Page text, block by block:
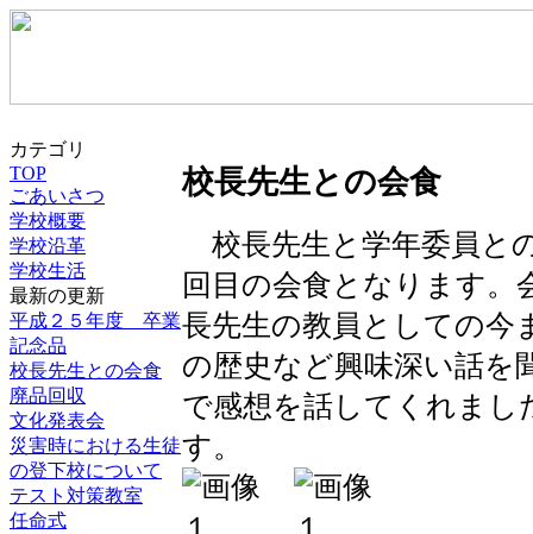
カテゴリ
TOP
ごあいさつ
学校概要
学校沿革
学校生活
最新の更新
平成２５年度 卒業
記念品
校長先生との会食
廃品回収
文化発表会
災害時における生徒
の登下校について
テスト対策教室
任命式
校長先生との会食
校長先生と学年委員と
回目の会食となります。
長先生の教員としての今
の歴史など興味深い話を
で感想を話してくれまし
す。